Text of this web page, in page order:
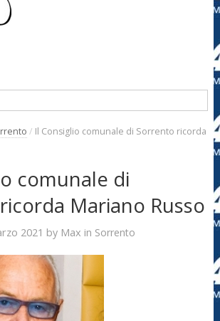
/ Il Consiglio comunale di Sorrento ricorda
comunale di
Mariano Russo
2021 by Max in Sorrento